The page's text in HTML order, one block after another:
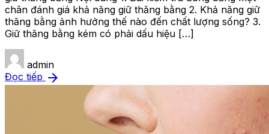
chân đánh giá khả năng giữ thăng bằng 2. Khả năng giữ
thăng bằng ảnh hưởng thế nào đến chất lượng sống? 3.
Giữ thăng bằng kém có phải dấu hiệu […]
admin
Đọc tiếp arrow_forward